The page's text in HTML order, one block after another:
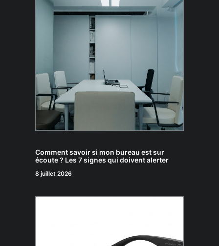
Comment savoir si mon bureau est sur
écoute ? Les 7 signes qui doivent alerter
8 juillet 2026